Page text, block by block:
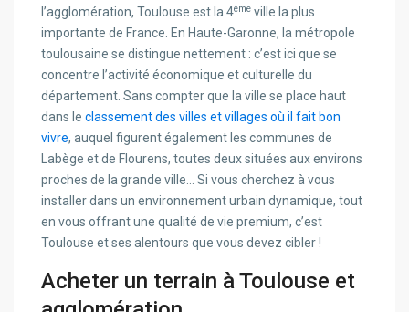
l’agglomération, Toulouse est la 4ème ville la plus
importante de France. En Haute-Garonne, la métropole
toulousaine se distingue nettement : c’est ici que se
concentre l’activité économique et culturelle du
département. Sans compter que la ville se place haut
dans leclassement des villes et villages où il fait bon
vivre, auquel figurent également les communes de
Labège et de Flourens, toutes deux situées aux environs
proches de la grande ville… Si vous cherchez à vous
installer dans un environnement urbain dynamique, tout
en vous offrant une qualité de vie premium, c’est
Toulouse et ses alentours que vous devez cibler !
Acheter un terrain à Toulouse et